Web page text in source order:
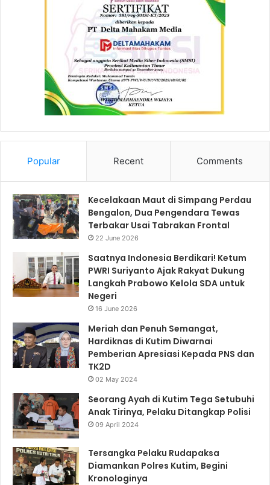
Popular Recent Comments
Kecelakaan Maut di Simpang Perdau
Bengalon, Dua Pengendara Tewas
Terbakar Usai Tabrakan Frontal
22 June 2026
Saatnya Indonesia Berdikari! Ketum
PWRI Suriyanto Ajak Rakyat Dukung
Langkah Prabowo Kelola SDA untuk
Negeri
16 June 2026
Meriah dan Penuh Semangat,
Hardiknas di Kutim Diwarnai
Pemberian Apresiasi Kepada PNS dan
TK2D
02 May 2024
Seorang Ayah di Kutim Tega Setubuhi
Anak Tirinya, Pelaku Ditangkap Polisi
09 April 2024
Tersangka Pelaku Rudapaksa
Diamankan Polres Kutim, Begini
Kronologinya